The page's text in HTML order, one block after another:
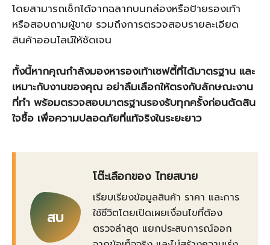
โดยสามารถเช็กได้จากฉลากบนกล่องหรือป้ายรองเท้า
หรือสอบถามผู้ขาย รวมถึงการตรวจสอบรายละเอียด
สินค้าออนไลน์ให้ชัดเจน
ทั้งนี้หากคุณกำลังมองหารองเท้าเซฟตี้ที่ได้มาตรฐาน และ
เหมาะกับงานของคุณ อย่าลืมเลือกให้ตรงกับลักษณะงาน
ที่ทำ พร้อมตรวจสอบมาตรฐานรองรับทุกครั้งก่อนตัดสิน
ใจซื้อ เพื่อความปลอดภัยที่แท้จริงในระยะยาว
สบ
โต๊ะเลือกของ ไทยสบาย
เรียบเรียงข้อมูลสินค้า ราคา และการ
ใช้ชีวิตโดยเปิดเผยเงื่อนไขที่ต้อง
ตรวจล่าสุด แยกประสบการณ์ออก